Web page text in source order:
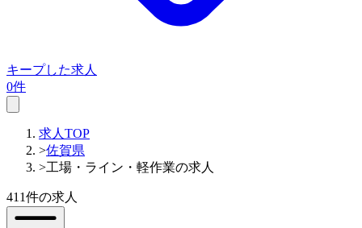
キープした求人
0件
求人TOP
>佐賀県
>工場・ライン・軽作業の求人
411件の求人